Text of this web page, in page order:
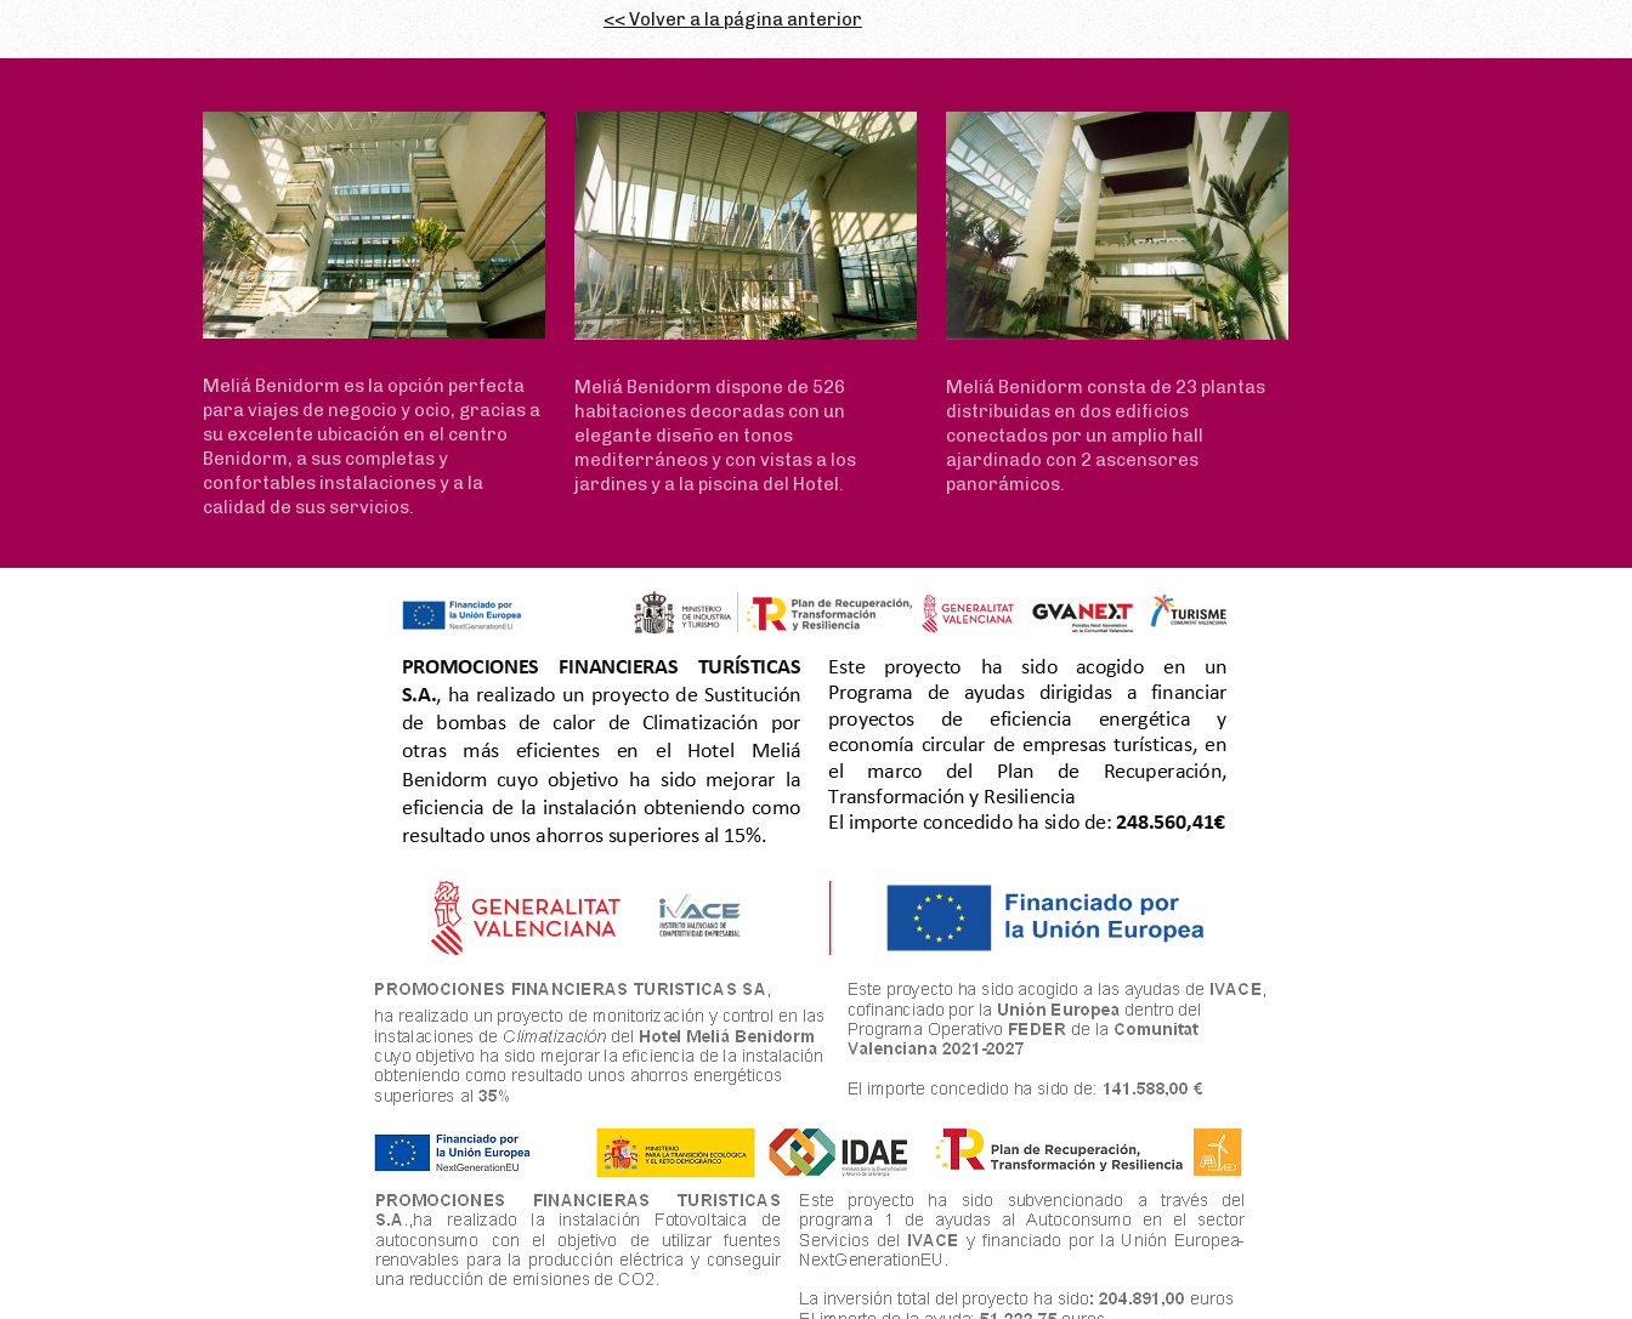
<< Volver a la página anterior
Meliá Benidorm es la opción perfecta
para viajes de negocio y ocio, gracias a
su excelente ubicación en el centro
Benidorm, a sus completas y
confortables instalaciones y a la
calidad de sus servicios.
Meliá Benidorm dispone de 526
habitaciones decoradas con un
elegante diseño en tonos
mediterráneos y con vistas a los
jardines y a la piscina del Hotel.
Meliá Benidorm consta de 23 plantas
distribuidas en dos edificios
conectados por un amplio hall
ajardinado con 2 ascensores
panorámicos.